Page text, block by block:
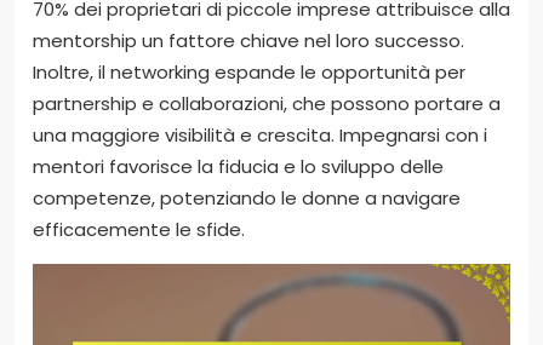
70% dei proprietari di piccole imprese attribuisce alla
mentorship un fattore chiave nel loro successo.
Inoltre, il networking espande le opportunità per
partnership e collaborazioni, che possono portare a
una maggiore visibilità e crescita. Impegnarsi con i
mentori favorisce la fiducia e lo sviluppo delle
competenze, potenziando le donne a navigare
efficacemente le sfide.